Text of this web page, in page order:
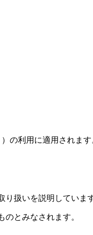
の利用に適用され
扱いを説明しています
とみなされます。